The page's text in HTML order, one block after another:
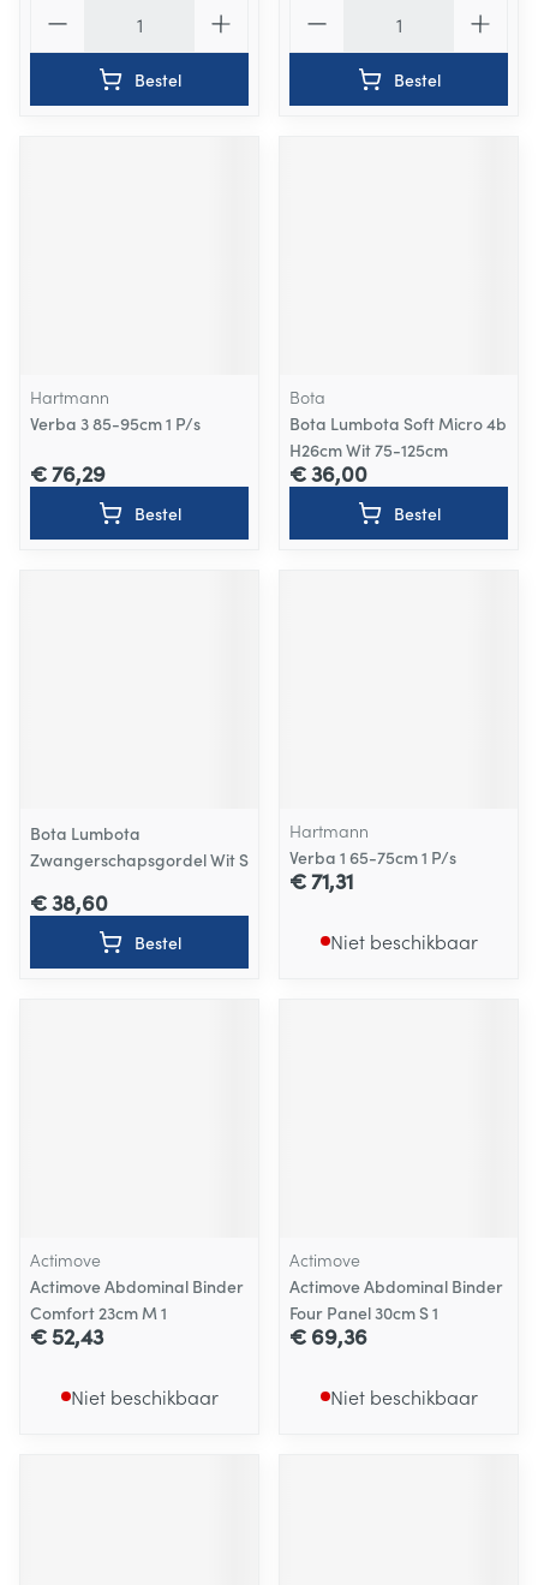
Bestel Bestel
Hartmann
Verba 3 85-95cm 1 P/s
€ 76,29
Bestel
Bota
Bota Lumbota Soft Micro 4b
H26cm Wit 75-125cm
€ 36,00
Bestel
Bota Lumbota
Zwangerschapsgordel Wit S
€ 38,60
Bestel
Hartmann
Verba 1 65-75cm 1 P/s
€ 71,31
Niet beschikbaar
Actimove
Actimove Abdominal Binder
Comfort 23cm M 1
€ 52,43
Niet beschikbaar
Actimove
Actimove Abdominal Binder
Four Panel 30cm S 1
€ 69,36
Niet beschikbaar